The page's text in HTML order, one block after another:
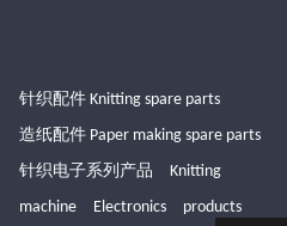
针织配件 Knitting spare parts
造纸配件 Paper making spare parts
针织电子系列产品 Knitting
machine Electronics products